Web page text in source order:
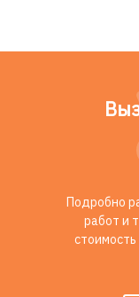
Подробно
работ и